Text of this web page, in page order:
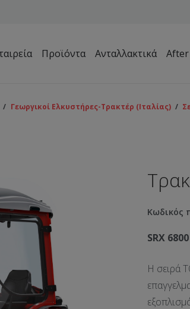
Προϊόντα Ανταλλακτικά After
/ Γεωργικοί Ελκυστήρες-Τρακτέρ (Ιταλίας) /
Κωδικός
SRX
Η σειρά